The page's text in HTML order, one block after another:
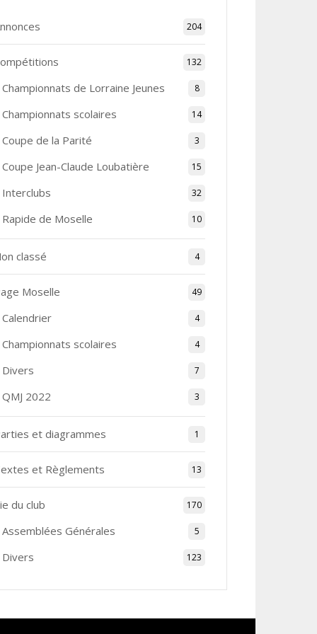
204
132
Championnats de Lorraine Jeunes 8
Championnats scolaires 14
Coupe de la Parité 3
Coupe Jean-Claude Loubatière 15
Interclubs 32
Rapide de Moselle 10
classé 4
Moselle 49
Calendrier 4
Championnats scolaires 4
Divers 7
QMJ 2022 3
et diagrammes 1
et Règlements 13
du club 170
Assemblées Générales 5
Divers 123